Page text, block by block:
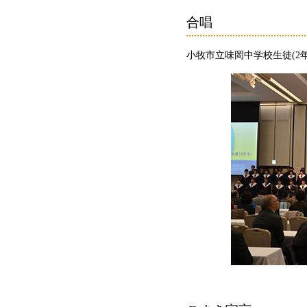
合唱
小牧市立味岡中学校生徒(2